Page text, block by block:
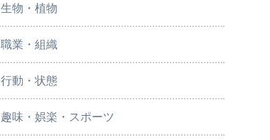
生物・植物
職業・組織
行動・状態
趣味・娯楽・スポーツ